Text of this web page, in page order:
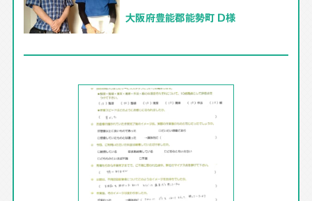
大阪府豊能郡能勢町 D様